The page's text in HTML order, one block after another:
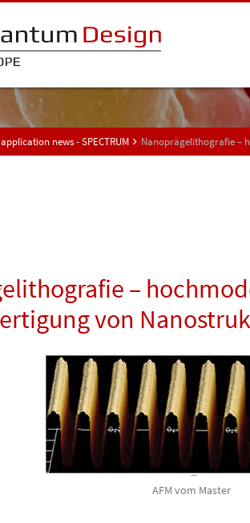
news - SPECTRUM Nanoprägelithografie –
–
von
AFM vom Master